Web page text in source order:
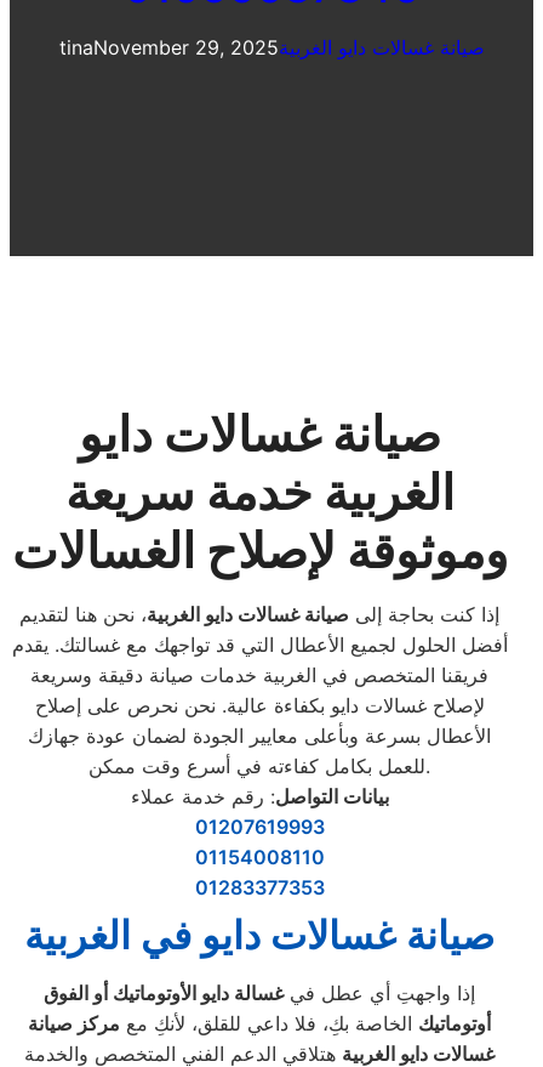
tinaNovember 29, 2025صيانة غسالات دايو الغربية
صيانة غسالات دايو
الغربية خدمة سريعة
وموثوقة لإصلاح الغسالات
إذا كنت بحاجة إلى صيانة غسالات دايو الغربية، نحن هنا لتقديم
أفضل الحلول لجميع الأعطال التي قد تواجهك مع غسالتك. يقدم
فريقنا المتخصص في الغربية خدمات صيانة دقيقة وسريعة
لإصلاح غسالات دايو بكفاءة عالية. نحن نحرص على إصلاح
الأعطال بسرعة وبأعلى معايير الجودة لضمان عودة جهازك
للعمل بكامل كفاءته في أسرع وقت ممكن.
بيانات التواصل: رقم خدمة عملاء
01207619993
01154008110
01283377353
صيانة غسالات دايو في الغربية
إذا واجهتِ أي عطل فيغسالة دايو الأوتوماتيك أو الفوق
أوتوماتيك الخاصة بكِ، فلا داعي للقلق، لأنكِ مع مركز صيانة
غسالات دايو الغربية هتلاقي الدعم الفني المتخصص والخدمة